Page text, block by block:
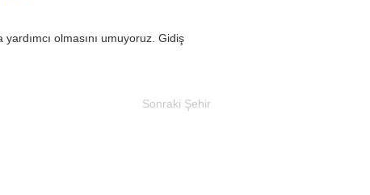
olmasını umuyoruz. Gidiş
Sonraki Şehir